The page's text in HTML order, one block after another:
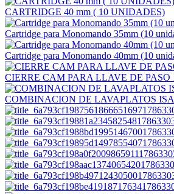
CARTRIDGE 40 mm ( 10 UNIDADES)
Cartridge para Monomando 35mm (10
Cartridge para Monomando 40mm (10
CIERRE CAM PARA LLAVE DE PASO
COMBINACION DE LAVAPLATOS